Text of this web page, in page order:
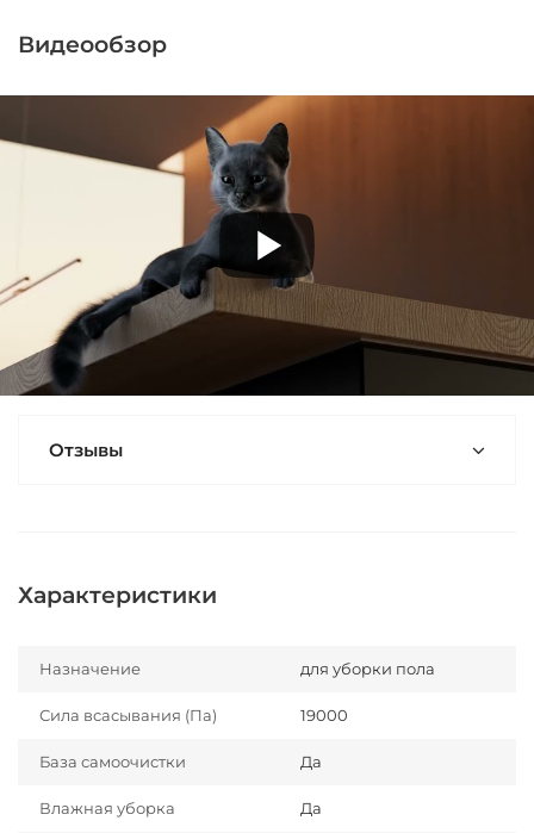
Видеообзор
Отзывы
Характеристики
Назначение для уборки пола
Сила всасывания (Па) 19000
База самоочистки Да
Влажная уборка Да